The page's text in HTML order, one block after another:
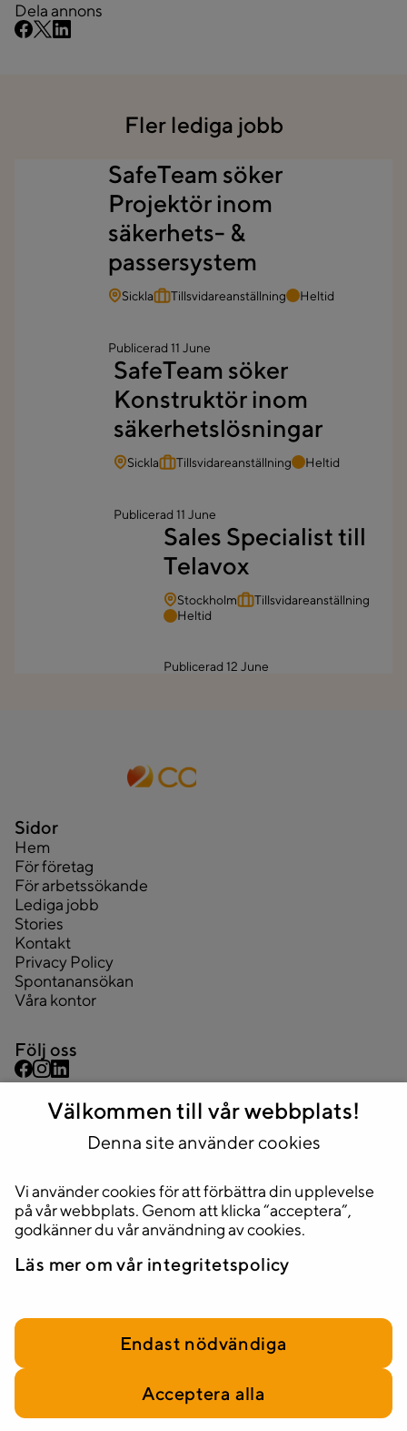
Dela annons
Fler lediga jobb
SafeTeam söker
Projektör inom
säkerhets- &
passersystem
Sickla Tillsvidareanställning Heltid
Publicerad11 June
SafeTeam söker
Konstruktör inom
säkerhetslösningar
Sickla Tillsvidareanställning Heltid
Publicerad 11 June
Sales Specialist till
Telavox
Stockholm
Tillsvidareanställning
Heltid
Publicerad 12 June
Sidor
Hem
För företag
För arbetssökande
Lediga jobb
Stories
Kontakt
Privacy Policy
Spontanansökan
Våra kontor
Följ oss
Kontakta oss
08 445 43 44
Adress
Huvudkontor
111 34 Stockholm
Välkommen till vår webbplats!
Denna site använder cookies
Vi använder cookies för att förbättra din upplevelse
på vår webbplats. Genom att klicka “acceptera”,
godkänner du vår användning av cookies.
Läs mer om vår integritetspolicy
Endast nödvändiga
Acceptera alla